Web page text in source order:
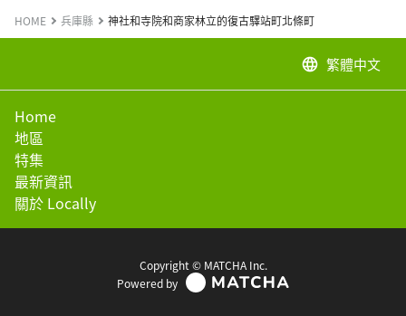
HOME 兵庫縣 神社和寺院和商家林立的復古驛站町北條町
language 繁體中文
Home
地區
特集
最新資訊
關於 Locally
Copyright © MATCHA Inc.
Powered by